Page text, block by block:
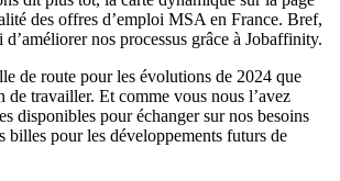
des offres d’emploi MSA en France. Bref,
d’améliorer nos processus grâce à Jobaffinity.
de route pour les évolutions de 2024 que
de travailler. Et comme vous nous l’avez
disponibles pour échanger sur nos besoins
billes pour les développements futurs de